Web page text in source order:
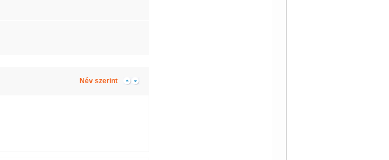
Név szerint